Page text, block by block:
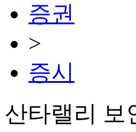
증권
>
증시
산타랠리 보